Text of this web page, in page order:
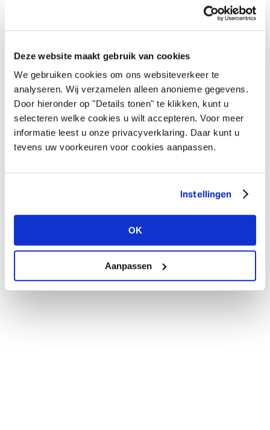
Deze website maakt gebruik van cookies
We gebruiken cookies om ons websiteverkeer te
analyseren. Wij verzamelen alleen anonieme gegevens.
Door hieronder op "Details tonen" te klikken, kunt u
selecteren welke cookies u wilt accepteren. Voor meer
informatie leest u onze privacyverklaring. Daar kunt u
tevens uw voorkeuren voor cookies aanpassen.
Instellingen
OK
Aanpassen